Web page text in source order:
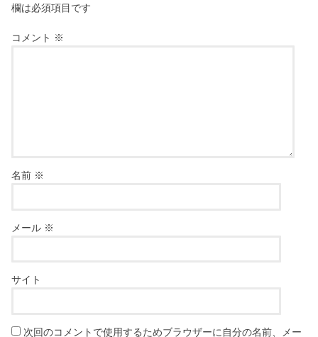
欄は必須項目です
コメント ※
名前 ※
メール ※
サイト
次回のコメントで使用するためブラウザーに自分の名前、メー